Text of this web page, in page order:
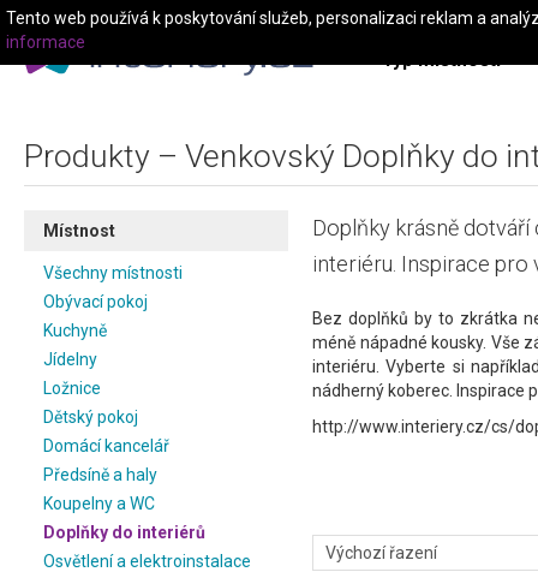
Typ místnosti
Produkty – Venkovský Doplňky do
Místnost
Všechny místnosti
Obývací pokoj
Kuchyně
Jídelny
Ložnice
Dětský pokoj
Domácí kancelář
Předsíně a haly
Koupelny a WC
Doplňky do interiérů
Osvětlení a elektroinstalace
Doplňky krásně
interiéru. Inspirace pro
Bez doplňků by to zkrátka
méně nápadné kousky. Vše
interiéru. Vyberte si
nádherný koberec. Inspirace
http://www.interiery.cz/cs/
Tento web používá k poskytování služeb, personalizaci reklam a
informace